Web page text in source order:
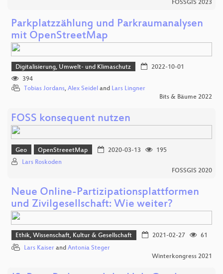
FOSSGIS 2023
Parkplatzzählung und Parkraumanalysen
mit OpenStreetMap
Digitalisierung, Umwelt- und Klimaschutz
2022-10-01
394
Tobias Jordans, Alex Seidel and Lars Lingner
Bits & Bäume 2022
FOSS konsequent nutzen
Geo OpenStreeetMap 2020-03-13
195
Lars Roskoden
FOSSGIS 2020
Neue Online-Partizipationsplattformen
und Zivilgesellschaft: Wie weiter?
Ethik, Wissenschaft, Kultur & Gesellschaft 2021-02-27
61
Lars Kaiser and Antonia Steger
Winterkongress 2021